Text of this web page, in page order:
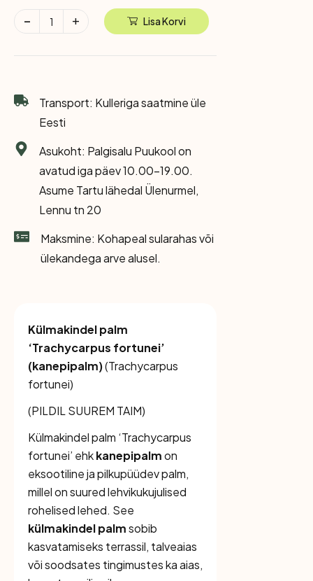
Lisa Korvi
Transport: Kulleriga saatmine üle
Eesti
Asukoht: Palgisalu Puukool on
avatud iga päev 10.00-19.00.
Asume Tartu lähedal Ülenurmel,
Lennu tn 20
Maksmine: Kohapeal sularahas või
ülekandega arve alusel.
Külmakindel palm
‘Trachycarpus fortunei’
(kanepipalm)(Trachycarpus
fortunei)
(PILDIL SUUREM TAIM)
Külmakindel palm ‘Trachycarpus
fortunei’ ehkkanepipalmon
eksootiline ja pilkupüüdev palm,
millel on suured lehvikukujulised
rohelised lehed. See
külmakindel palmsobib
kasvatamiseks terrassil, talveaias
või soodsates tingimustes ka aias,